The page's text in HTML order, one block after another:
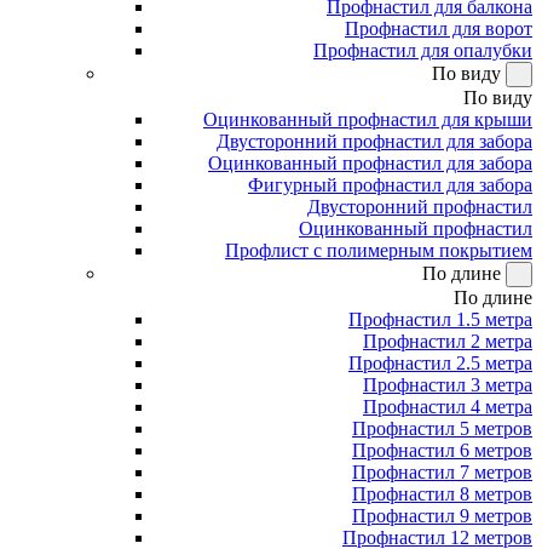
Профнастил для балкона
Профнастил для ворот
Профнастил для опалубки
По виду
По виду
Оцинкованный профнастил для крыши
Двусторонний профнастил для забора
Оцинкованный профнастил для забора
Фигурный профнастил для забора
Двусторонний профнастил
Оцинкованный профнастил
Профлист с полимерным покрытием
По длине
По длине
Профнастил 1.5 метра
Профнастил 2 метра
Профнастил 2.5 метра
Профнастил 3 метра
Профнастил 4 метра
Профнастил 5 метров
Профнастил 6 метров
Профнастил 7 метров
Профнастил 8 метров
Профнастил 9 метров
Профнастил 12 метров